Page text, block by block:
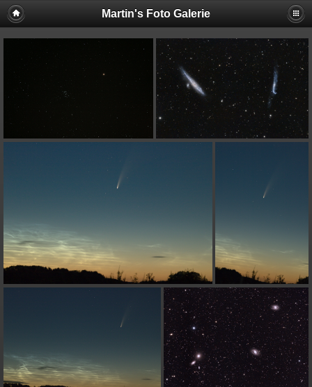
Martin's Foto Galerie